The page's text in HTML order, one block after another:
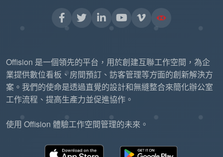
Offision 是一個領先的平台，用於創建互聯工作空間，為企
業提供數位看板、房間預訂、訪客管理等方面的創新解決方
案。我們的使命是透過直覺的設計和無縫整合來簡化辦公室
工作流程、提高生產力並促進協作。
使用 Offision 體驗工作空間管理的未來。